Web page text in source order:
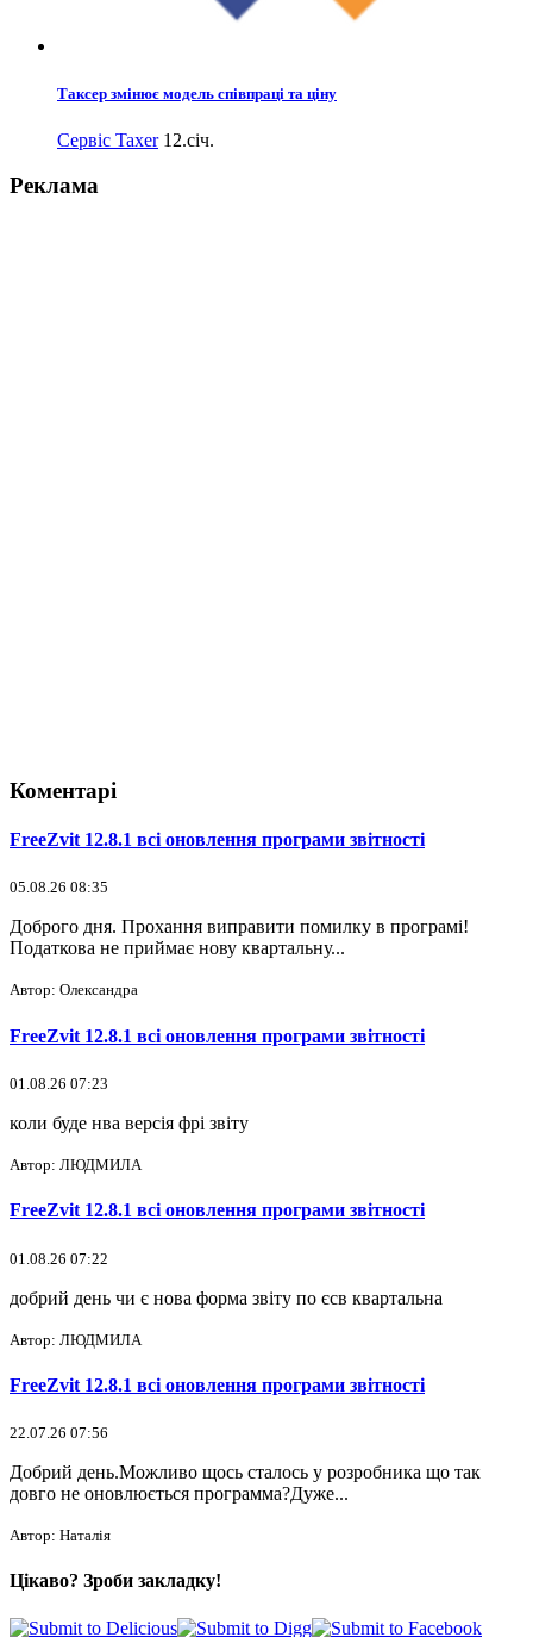
Таксер змінює модель співпраці та ціну
Сервіс Taxer 12.січ.
Реклама
Коментарі
FreeZvit 12.8.1 всі оновлення програми звітності
05.08.26 08:35
Доброго дня. Прохання виправити помилку в програмі!
Податкова не приймає нову квартальну...
Автор: Олександра
FreeZvit 12.8.1 всі оновлення програми звітності
01.08.26 07:23
коли буде нва версія фрі звіту
Автор: ЛЮДМИЛА
FreeZvit 12.8.1 всі оновлення програми звітності
01.08.26 07:22
добрий день чи є нова форма звіту по єсв квартальна
Автор: ЛЮДМИЛА
FreeZvit 12.8.1 всі оновлення програми звітності
22.07.26 07:56
Добрий день.Можливо щось сталось у розробника що так
довго не оновлюється программа?Дуже...
Автор: Наталія
Цікаво? Зроби закладку!